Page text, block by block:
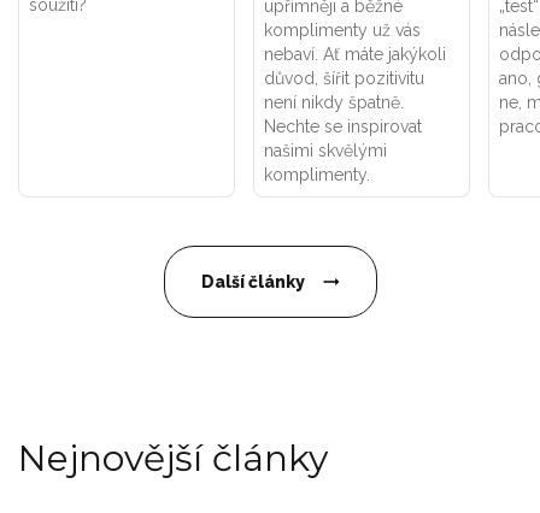
soužití?
upřímněji a běžné
komplimenty už vás
nebaví. Ať máte jakýkoli
důvod, šířit pozitivitu
není nikdy špatně.
Nechte se inspirovat
našimi skvělými
komplimenty.
ano,
ne,
Další články
Nejnovější články